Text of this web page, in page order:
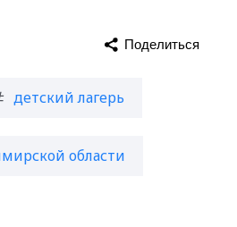
детский лагерь
области
Поделиться